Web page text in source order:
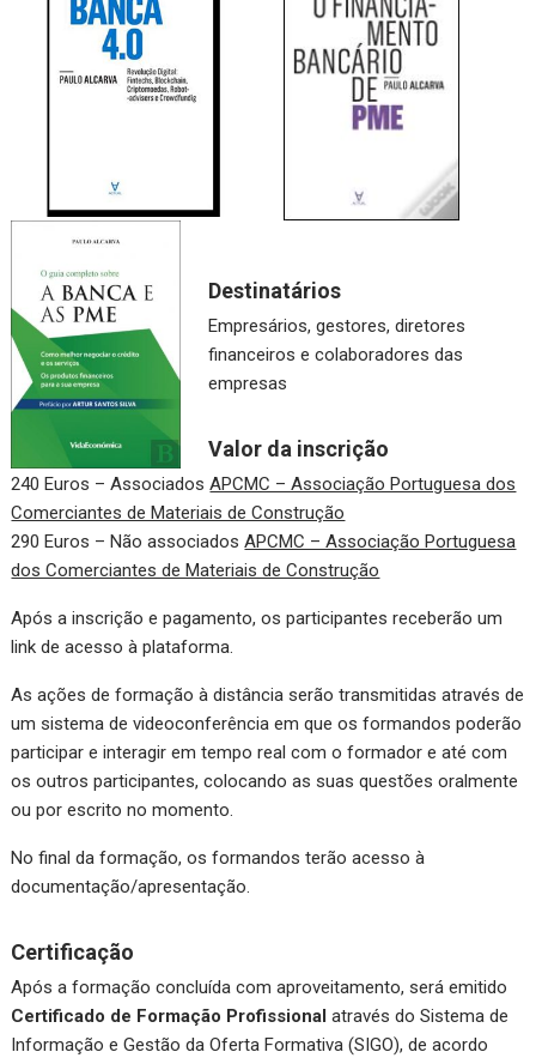
Destinatários
Empresários, gestores, diretores
financeiros e colaboradores das
empresas
Valor da inscrição
240 Euros – AssociadosAPCMC – Associação Portuguesa dos
Comerciantes de Materiais de Construção
290 Euros – Não associadosAPCMC – Associação Portuguesa
dos Comerciantes de Materiais de Construção
Após a inscrição e pagamento, os participantes receberão um
link de acesso à plataforma.
As ações de formação à distância serão transmitidas através de
um sistema de videoconferência em que os formandos poderão
participar e interagir em tempo real com o formador e até com
os outros participantes, colocando as suas questões oralmente
ou por escrito no momento.
No final da formação, os formandos terão acesso à
documentação/apresentação.
Certificação
Após a formação concluída com aproveitamento, será emitido
Certificado de Formação Profissional através do Sistema de
Informação e Gestão da Oferta Formativa (SIGO), de acordo